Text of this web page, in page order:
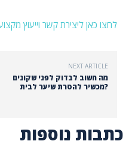
לחצו כאן ליצירת קשר וייעוץ
NEXT ARTICLE
מה חשוב לבדוק לפני שקונים
מכשיר להסרת שיער לבית?
כתבות נוספות